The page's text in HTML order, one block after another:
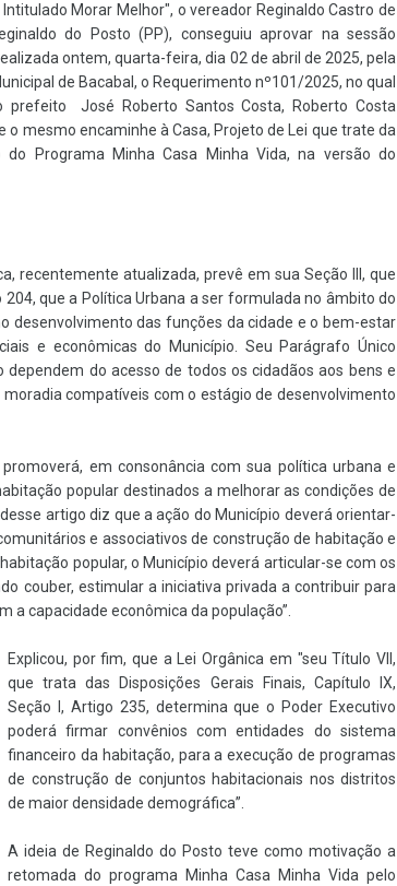
Morar Melhor", o vereador Reginaldo Castro de
do Posto (PP), conseguiu aprovar na sessão
ontem, quarta-feira, dia 02 de abril de 2025, pela
de Bacabal, o Requerimento nº101/2025, no qual
prefeito José Roberto Santos Costa, Roberto Costa
o mesmo encaminhe à Casa, Projeto de Lei que trate da
do Programa Minha Casa Minha Vida, na versão do
recentemente atualizada, prevê em sua Seção III, que
que a Política Urbana a ser formulada no âmbito do
desenvolvimento das funções da cidade e o bem-estar
e econômicas do Município. Seu Parágrafo Único
do acesso de todos os cidadãos aos bens e
compatíveis com o estágio de desenvolvimento
em consonância com sua política urbana e
popular destinados a melhorar as condições de
artigo diz que a ação do Município deverá orientar-
e associativos de construção de habitação e
popular, o Município deverá articular-se com os
couber, estimular a iniciativa privada a contribuir para
a capacidade econômica da população”.
Explicou, por fim, que a Lei Orgânica em "seu Título VII,
que trata das Disposições Gerais Finais, Capítulo IX,
Seção I, Artigo 235, determina que o Poder Executivo
poderá firmar convênios com entidades do sistema
financeiro da habitação, para a execução de programas
de construção de conjuntos habitacionais nos distritos
de maior densidade demográfica”.
A ideia de Reginaldo do Posto teve como motivação a
retomada do programa Minha Casa Minha Vida pelo